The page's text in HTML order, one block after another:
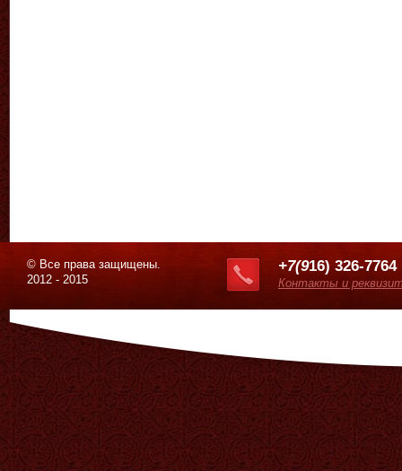
© Все права защищены.
2012 - 2015
+7(916) 326-7764
Контакты и